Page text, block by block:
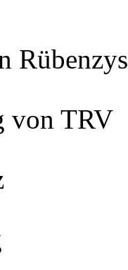
von TRV